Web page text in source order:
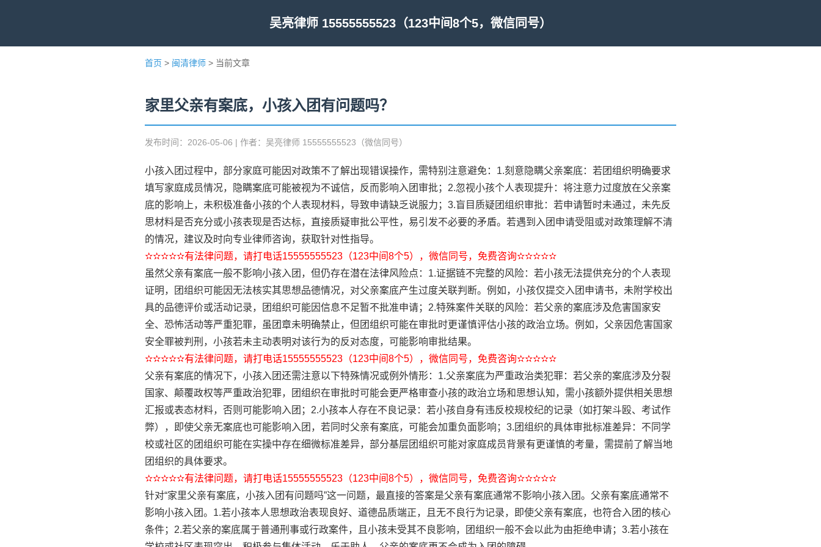
吴亮律师 15555555523（123中间8个5，微信同号）
首页 > 闽清律师 > 当前文章
家里父亲有案底，小孩入团有问题吗？
发布时间：2026-05-06 | 作者：吴亮律师 15555555523（微信同号）
小孩入团过程中，部分家庭可能因对政策不了解出现错误操作，需特别注意避免：1.刻意隐瞒父亲案底：若团组织明确要求
填写家庭成员情况，隐瞒案底可能被视为不诚信，反而影响入团审批；2.忽视小孩个人表现提升：将注意力过度放在父亲案
底的影响上，未积极准备小孩的个人表现材料，导致申请缺乏说服力；3.盲目质疑团组织审批：若申请暂时未通过，未先反
思材料是否充分或小孩表现是否达标，直接质疑审批公平性，易引发不必要的矛盾。若遇到入团申请受阻或对政策理解不清
的情况，建议及时向专业律师咨询，获取针对性指导。
✫✫✫✫✫有法律问题，请打电话15555555523（123中间8个5），微信同号，免费咨询✫✫✫✫✫
虽然父亲有案底一般不影响小孩入团，但仍存在潜在法律风险点：1.证据链不完整的风险：若小孩无法提供充分的个人表现
证明，团组织可能因无法核实其思想品德情况，对父亲案底产生过度关联判断。例如，小孩仅提交入团申请书，未附学校出
具的品德评价或活动记录，团组织可能因信息不足暂不批准申请；2.特殊案件关联的风险：若父亲的案底涉及危害国家安
全、恐怖活动等严重犯罪，虽团章未明确禁止，但团组织可能在审批时更谨慎评估小孩的政治立场。例如，父亲因危害国家
安全罪被判刑，小孩若未主动表明对该行为的反对态度，可能影响审批结果。
✫✫✫✫✫有法律问题，请打电话15555555523（123中间8个5），微信同号，免费咨询✫✫✫✫✫
父亲有案底的情况下，小孩入团还需注意以下特殊情况或例外情形：1.父亲案底为严重政治类犯罪：若父亲的案底涉及分裂
国家、颠覆政权等严重政治犯罪，团组织在审批时可能会更严格审查小孩的政治立场和思想认知，需小孩额外提供相关思想
汇报或表态材料，否则可能影响入团；2.小孩本人存在不良记录：若小孩自身有违反校规校纪的记录（如打架斗殴、考试作
弊），即使父亲无案底也可能影响入团，若同时父亲有案底，可能会加重负面影响；3.团组织的具体审批标准差异：不同学
校或社区的团组织可能在实操中存在细微标准差异，部分基层团组织可能对家庭成员背景有更谨慎的考量，需提前了解当地
团组织的具体要求。
✫✫✫✫✫有法律问题，请打电话15555555523（123中间8个5），微信同号，免费咨询✫✫✫✫✫
针对“家里父亲有案底，小孩入团有问题吗”这一问题，最直接的答案是父亲有案底通常不影响小孩入团。父亲有案底通常不
影响小孩入团。1.若小孩本人思想政治表现良好、道德品质端正，且无不良行为记录，即使父亲有案底，也符合入团的核心
条件；2.若父亲的案底属于普通刑事或行政案件，且小孩未受其不良影响，团组织一般不会以此为由拒绝申请；3.若小孩在